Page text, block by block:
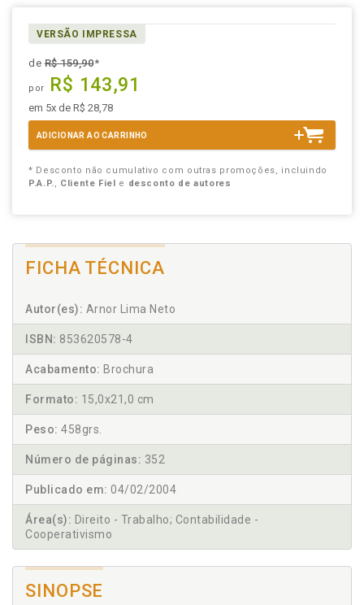
VERSÃO IMPRESSA
deR$ 159,90*
por R$ 143,91
em 5x de R$ 28,78
ADICIONAR AO CARRINHO
* Desconto não cumulativo com outras promoções, incluindo
P.A.P., Cliente Fiel e desconto de autores
FICHA TÉCNICA
Autor(es): Arnor Lima Neto
ISBN: 853620578-4
Acabamento: Brochura
Formato: 15,0x21,0 cm
Peso: 458grs.
Número de páginas: 352
Publicado em: 04/02/2004
Área(s): Direito - Trabalho; Contabilidade -
Cooperativismo
SINOPSE